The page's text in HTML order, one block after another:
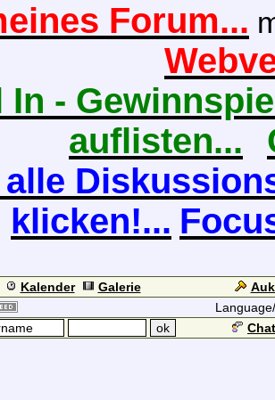
Forum...
In -
auflisten...
alle
klicken!...
Kalender Galerie